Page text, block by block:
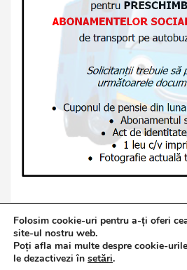
Copyright © 2026
Politică de confidențialitate
Folosim cookie-uri pentru a-ți oferi
site-ul nostru web.
Poți afla mai multe despre cookie-
le dezactivezi în setări.